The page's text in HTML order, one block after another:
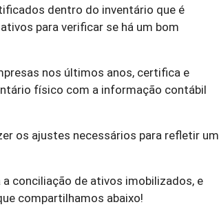
dentro do inventário que é
para verificar se há um bom
nos últimos anos, certifica e
físico com a informação contábil
os ajustes necessários para refletir um
conciliação de ativos imobilizados, e
compartilhamos abaixo!